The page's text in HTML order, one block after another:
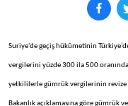
Suriye'de geçiş hükûmetinin
vergilerini yüzde 300 ila 500 oranında
yetkililerle gümrük vergilerinin revize
Bakanlık açıklamasına göre